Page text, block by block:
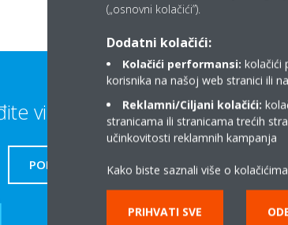
više informacija
PODRŠKA
(„osnovni kolačići”).
Dodatni kolačići:
Kolačići performansi: kolačići
korisnika na našoj web stranici ili
Reklamni/Ciljani kolačići:
stranicama ili stranicama trećih
učinkovitosti reklamnih kampanja
Kako biste saznali više o
PRIHVATI SVE